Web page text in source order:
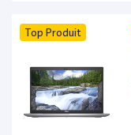
Top Produit